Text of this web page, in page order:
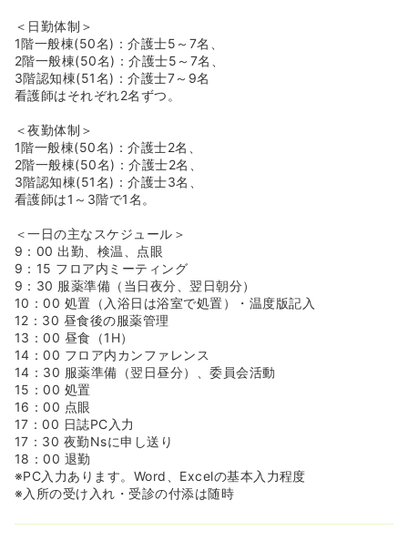
＜日勤体制＞
1階一般棟(50名)：介護士5～7名、
2階一般棟(50名)：介護士5～7名、
3階認知棟(51名)：介護士7～9名
看護師はそれぞれ2名ずつ。
＜夜勤体制＞
1階一般棟(50名)：介護士2名、
2階一般棟(50名)：介護士2名、
3階認知棟(51名)：介護士3名、
看護師は1～3階で1名。
＜一日の主なスケジュール＞
9：00 出勤、検温、点眼
9：15 フロア内ミーティング
9：30 服薬準備（当日夜分、翌日朝分）
10：00 処置（入浴日は浴室で処置）・温度版記入
12：30 昼食後の服薬管理
13：00 昼食（1H）
14：00 フロア内カンファレンス
14：30 服薬準備（翌日昼分）、委員会活動
15：00 処置
16：00 点眼
17：00 日誌PC入力
17：30 夜勤Nsに申し送り
18：00 退勤
※PC入力あります。Word、Excelの基本入力程度
※入所の受け入れ・受診の付添は随時